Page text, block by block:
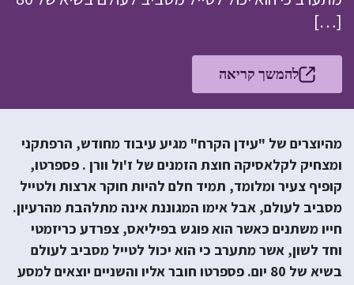
[…]
להמשך קריאה
מהיוצרים של "עידן הקרח" מגיע עיבוד מחודש, הרפתקני
ומצחיק לקלאסיקה חוצת הזמנים של ז'ול וורן . פספרטו,
קופיף צעיר ומלומד, תמיד חלם להיות חוקר ארצות ולטייל
מסביב לעולם, אבל אימו המגוננת אינה מתלהבת מהרעיון.
חייו משתנים כאשר הוא פוגש בפיליאס, צפרדע כריזמטי
וחד לשון, אשר מתערב כי הוא יכול לטייל מסביב לעולם
בשיא של 80 יום. פספרטו חובר אליו והשניים יוצאים למסע